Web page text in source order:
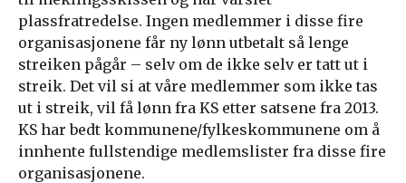
plassfratredelse. Ingen medlemmer i disse fire
organisasjonene får ny lønn utbetalt så lenge
streiken pågår – selv om de ikke selv er tatt ut i
streik. Det vil si at våre medlemmer som ikke tas
ut i streik, vil få lønn fra KS etter satsene fra 2013.
KS har bedt kommunene/fylkeskommunene om å
innhente fullstendige medlemslister fra disse fire
organisasjonene.